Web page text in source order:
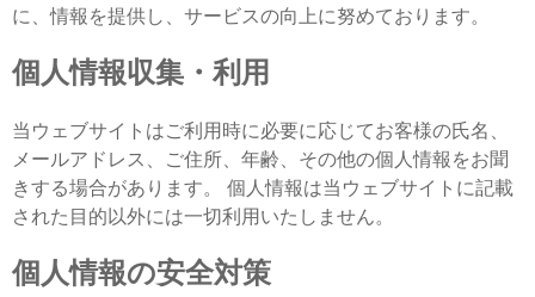
に、情報を提供し、サービスの向上に努めております。
個人情報収集・利用
当ウェブサイトはご利用時に必要に応じてお客様の氏名、
メールアドレス、ご住所、年齢、その他の個人情報をお聞
きする場合があります。 個人情報は当ウェブサイトに記載
された目的以外には一切利用いたしません。
個人情報の安全対策